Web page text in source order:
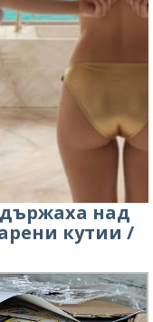
над
кутии /